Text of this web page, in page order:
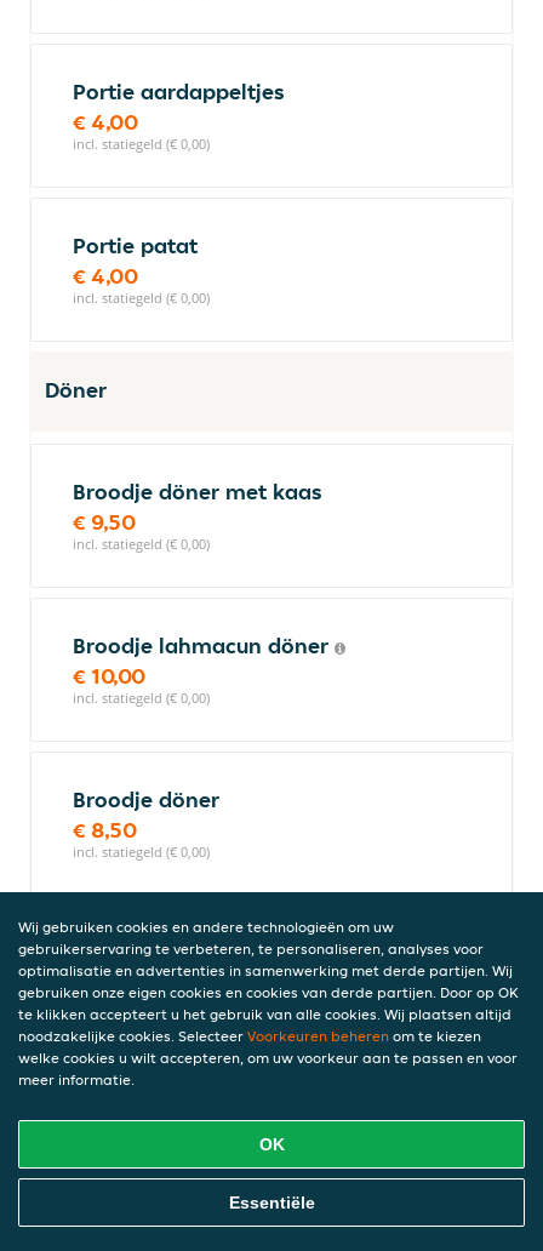
Portie aardappeltjes
€ 4,00
incl. statiegeld (€ 0,00)
Portie patat
€ 4,00
incl. statiegeld (€ 0,00)
Döner
Broodje döner met kaas
€ 9,50
incl. statiegeld (€ 0,00)
Broodje lahmacun döner
€ 10,00
incl. statiegeld (€ 0,00)
Broodje döner
€ 8,50
incl. statiegeld (€ 0,00)
Döner kip
Broodje kipdöner met kaas
€ 9,50
Lahmacun kipdöner
€ 10,00
Online Eten Bestellen
Wij gebruiken cookies en andere technologieën om uw
gebruikerservaring te verbeteren, te personaliseren, analyses voor
optimalisatie en advertenties in samenwerking met derde partijen. Wij
gebruiken onze eigen cookies en cookies van derde partijen. Door op OK
te klikken accepteert u het gebruik van alle cookies. Wij plaatsen altijd
noodzakelijke cookies. Selecteer Voorkeuren beheren om te kiezen
welke cookies u wilt accepteren, om uw voorkeur aan te passen en voor
meer informatie.
OK
Essentiële